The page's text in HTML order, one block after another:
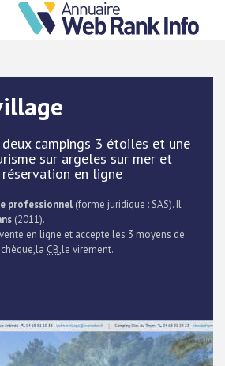
campings 3 étoiles et une
sur argeles sur mer et
en ligne
professionnel (forme juridique : SAS). Il
(2011).
en ligne et accepte les 3 moyens de
CB,le virement.